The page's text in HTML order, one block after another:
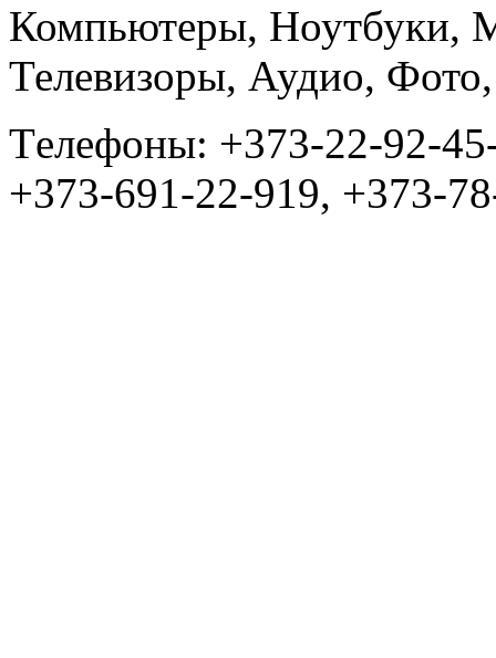
Компьютеры, Ноутбуки,
Телевизоры, Аудио,
Tелефоны: +373-22-92-
+373-691-22-919, +373-